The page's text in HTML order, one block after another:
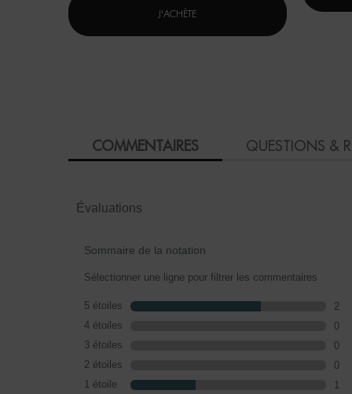
J'ACHÈTE AQUASOURCE GEL AVEC ACIDE
PDP Product Social Links MobileCOMMENTAIRES QUESTIONS &
Évaluations
Sommaire de la notation
Sélectionner une ligne pour filtrer les commentaires
5 étoiles étoiles
2
2
4 étoiles
0
0
3 étoiles
0
0
2 étoiles
0
0
1 étoile étoiles 1